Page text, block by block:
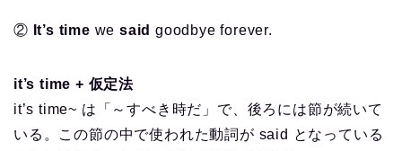
② It’s time wesaid goodbye forever.
it’s time + 仮定法
it’s time~ は「～すべき時だ」で、後ろには節が続いて
いる。この節の中で使われた動詞が said となっている